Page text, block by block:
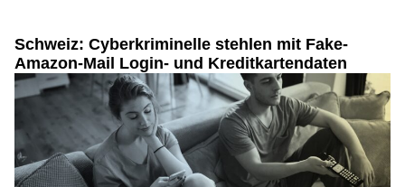
Schweiz: Cyberkriminelle stehlen mit Fake-
Amazon-Mail Login- und Kreditkartendaten